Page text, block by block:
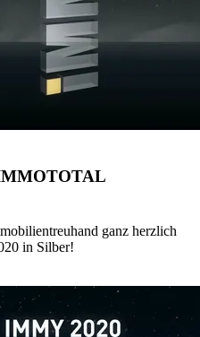
ganz herzlich
in Silber!